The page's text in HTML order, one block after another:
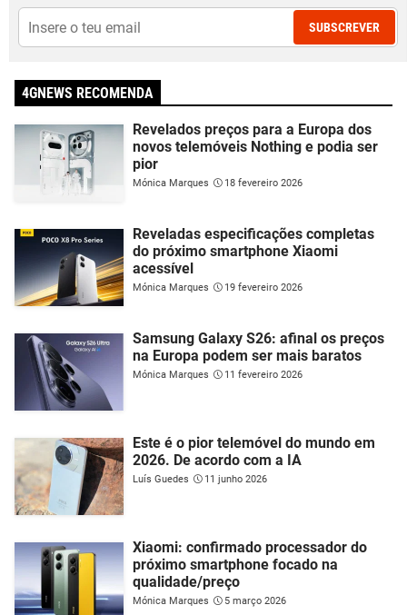
SUBSCREVER
4GNEWS RECOMENDA
Revelados preços para a Europa dos
novos telemóveis Nothing e podia ser
pior
Mónica Marques 18 fevereiro 2026
Reveladas especificações completas
do próximo smartphone Xiaomi
acessível
Mónica Marques 19 fevereiro 2026
Samsung Galaxy S26: afinal os preços
na Europa podem ser mais baratos
Mónica Marques 11 fevereiro 2026
Este é o pior telemóvel do mundo em
2026. De acordo com a IA
Luís Guedes 11 junho 2026
Xiaomi: confirmado processador do
próximo smartphone focado na
qualidade/preço
Mónica Marques 5 março 2026